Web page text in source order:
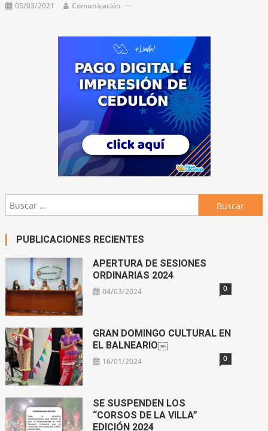
05/03/2021 Comunicación
Buscar:
PUBLICACIONES RECIENTES
APERTURA DE SESIONES
ORDINARIAS 2024
04/03/2024 0
GRAN DOMINGO CULTURAL EN
EL BALNEARIO￼
16/01/2024 0
SE SUSPENDEN LOS
“CORSOS DE LA VILLA”
EDICIÓN 2024